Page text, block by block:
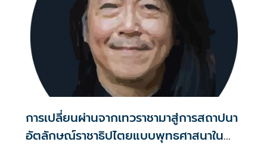
การเปลี่ยนผ่านจากเทวราชามาสู่การสถาปนา
อัตลักษณ์ราชาธิปไตยแบบพุทธศาสนาใน